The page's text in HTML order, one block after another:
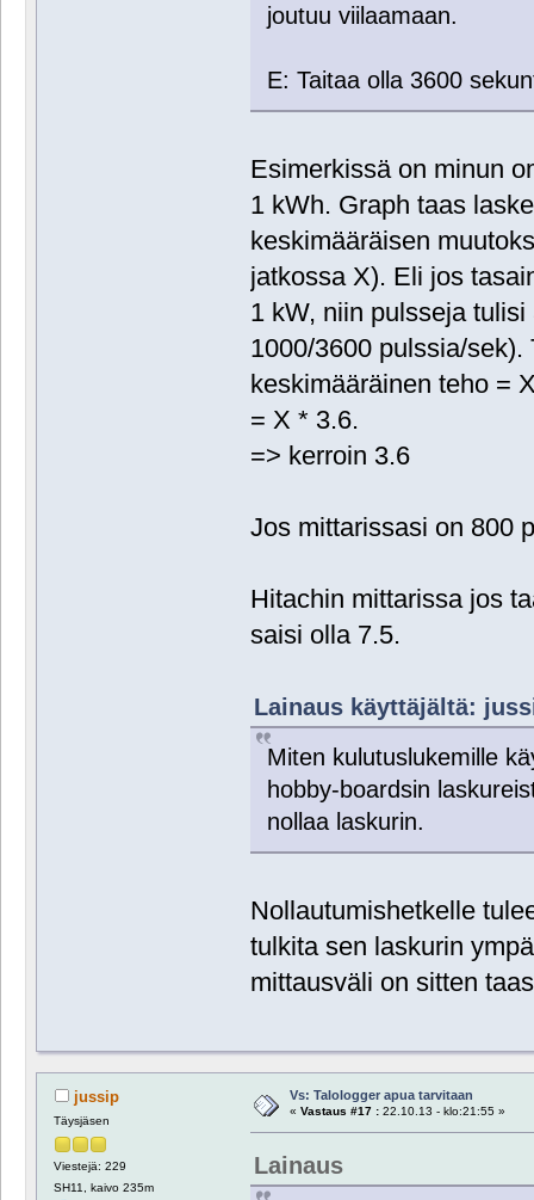
joutuu viilaamaan.
E: Taitaa olla 3600
Esimerkissä on minun
1 kWh. Graph taas
keskimääräisen
jatkossa X). Eli jos
1 kW, niin pulsseja
1000/3600 pulssia/
keskimääräinen teho =
= X * 3.6.
=> kerroin 3.6
Jos mittarissasi on 800
Hitachin mittarissa jos
saisi olla 7.5.
Lainaus käyttäjältä:
Miten kulutuslukemille
hobby-boardsin
nollaa laskurin.
Nollautumishetkelle
tulkita sen laskurin
mittausväli on sitten
jussip
Täysjäsen
Viestejä: 229
SH11, kaivo 235m
Vs: Talologger apua tarvitaan
« Vastaus #17 :22.10.13 - klo:21:55 »
Lainaus